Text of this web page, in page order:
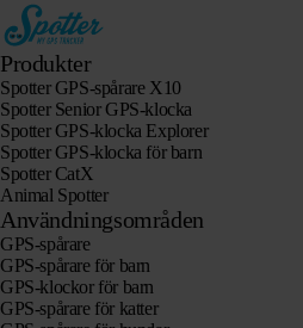
Produkter
Spotter GPS-spårare X10
Spotter Senior GPS-klocka
Spotter GPS-klocka Explorer
Spotter GPS-klocka för barn
Spotter CatX
Animal Spotter
Användningsområden
GPS-spårare
GPS-spårare för barn
GPS-klockor för barn
GPS-spårare för katter